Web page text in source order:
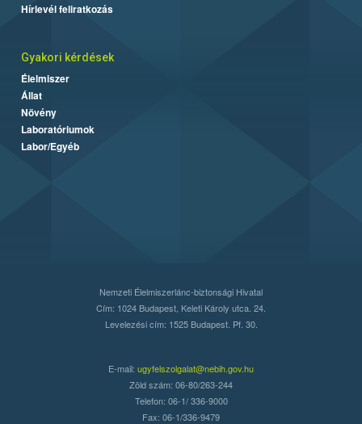
Hírlevél feliratkozás
Gyakori kérdések
Élelmiszer
Állat
Növény
Laboratóriumok
Labor/Egyéb
Nemzeti Élelmiszerlánc-biztonsági Hivatal
Cím: 1024 Budapest, Keleti Károly utca. 24.
Levelezési cím: 1525 Budapest. Pf. 30.
E-mail: ugyfelszolgalat@nebih.gov.hu
Zöld szám: 06-80/263-244
Telefon: 06-1/ 336-9000
Fax: 06-1/336-9479